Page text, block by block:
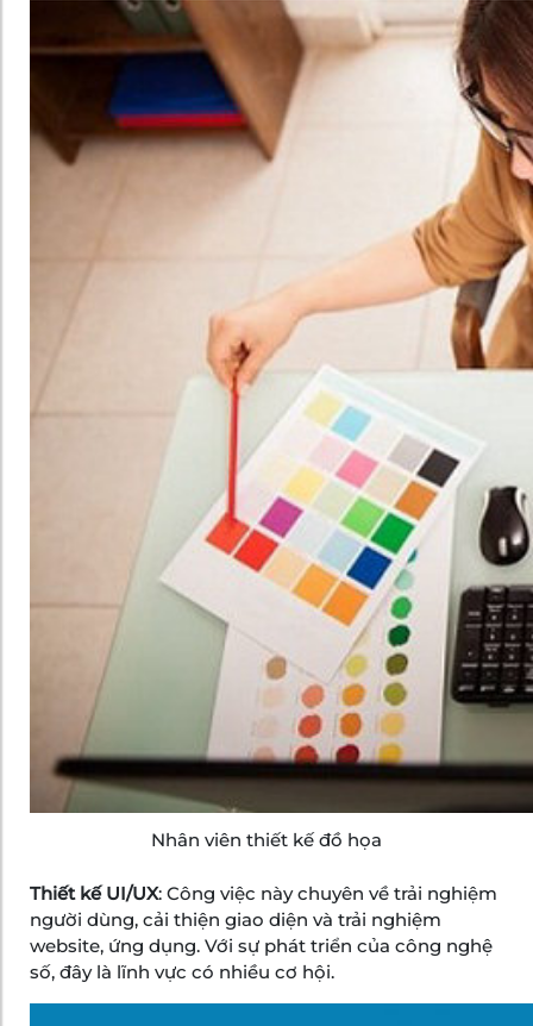
Nhân viên thiết kế đồ họa
Thiết kế UI/UX: Công việc này chuyên về trải nghiệm
người dùng, cải thiện giao diện và trải nghiệm
website, ứng dụng. Với sự phát triển của công nghệ
số, đây là lĩnh vực có nhiều cơ hội.